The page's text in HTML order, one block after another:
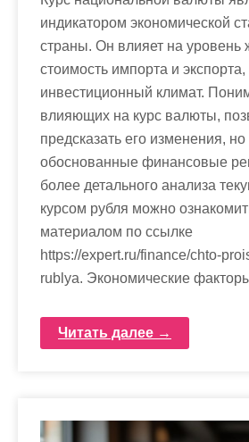
индикатором экономической
страны. Он влияет на уровень
стоимость импорта и
инвестиционный климат.
влияющих на курс валюты,
предсказать его изменения,
обоснованные финансовые
более детального анализа
курсом рубля можно
материалом по ссылке
https://expert.ru/finance/chto-
rublya. Экономические
Читать далее →